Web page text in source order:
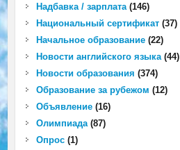
Надбавка / зарплата(146)
Национальный сертификат(37)
Начальное образование(22)
Новости английского языка(44)
Новости образования (374)
Образование за рубежом (12)
Объявление(16)
Олимпиада(87)
Опрос(1)